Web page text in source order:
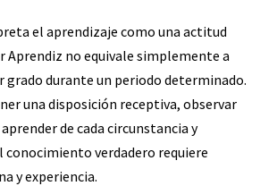
el aprendizaje como una actitud
Aprendiz no equivale simplemente a
grado durante un periodo determinado.
una disposición receptiva, observar
de cada circunstancia y
conocimiento verdadero requiere
y experiencia.